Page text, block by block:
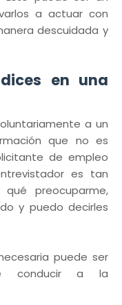
a actuar con
descuidada y
en una
a un
que no es
de empleo
es tan
preocuparme,
y puedo decirles
puede ser
conducir a la